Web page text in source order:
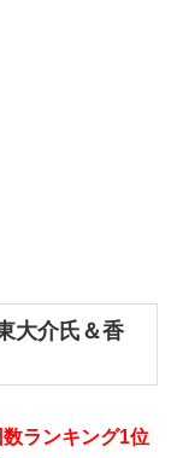
大介氏＆香
ランキング1位